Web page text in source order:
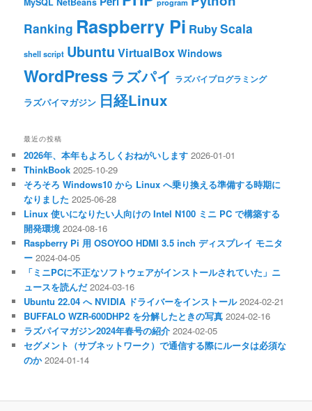
program
Ranking Raspberry Pi RubyScala
shell script Ubuntu VirtualBox Windows
WordPress ラズパイ ラズパイプログラミング
ラズパイマガジン 日経Linux
最近の投稿
2026年、本年もよろしくおねがいします 2026-01-01
ThinkBook 2025-10-29
そろそろ Windows10 から Linux へ乗り換える準備する時期に
なりました 2025-06-28
Linux 使いになりたい人向けの Intel N100 ミニ PC で構築する
開発環境 2024-08-16
Raspberry Pi 用 OSOYOO HDMI 3.5 inch ディスプレイ モニタ
ー 2024-04-05
「ミニPCに不正なソフトウェアがインストールされていた」ニ
ュースを読んだ 2024-03-16
Ubuntu 22.04 へ NVIDIA ドライバーをインストール 2024-02-21
BUFFALO WZR-600DHP2 を分解したときの写真 2024-02-16
ラズパイマガジン2024年春号の紹介 2024-02-05
セグメント（サブネットワーク）で通信する際にルータは必須な
のか 2024-01-14